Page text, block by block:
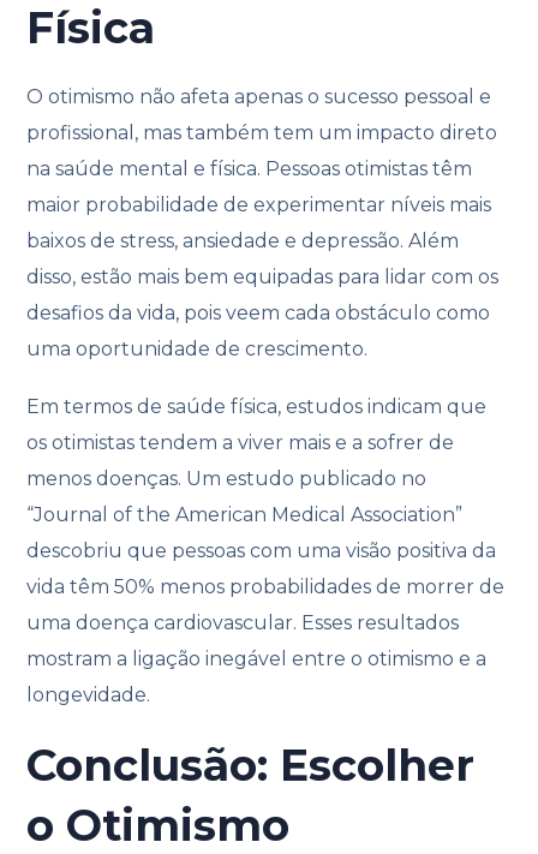
Física
O otimismo não afeta apenas o sucesso pessoal e
profissional, mas também tem um impacto direto
na saúde mental e física. Pessoas otimistas têm
maior probabilidade de experimentar níveis mais
baixos de stress, ansiedade e depressão. Além
disso, estão mais bem equipadas para lidar com os
desafios da vida, pois veem cada obstáculo como
uma oportunidade de crescimento.
Em termos de saúde física, estudos indicam que
os otimistas tendem a viver mais e a sofrer de
menos doenças. Um estudo publicado no
“Journal of the American Medical Association”
descobriu que pessoas com uma visão positiva da
vida têm 50% menos probabilidades de morrer de
uma doença cardiovascular. Esses resultados
mostram a ligação inegável entre o otimismo e a
longevidade.
Conclusão: Escolher
o Otimismo